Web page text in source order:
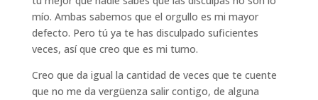
mío. Ambas sabemos que el orgullo es mi mayor
defecto. Pero tú ya te has disculpado suficientes
veces, así que creo que es mi turno.
Creo que da igual la cantidad de veces que te cuente
que no me da vergüenza salir contigo, de alguna